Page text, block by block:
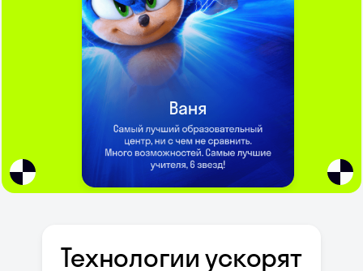
Технологии ускорят